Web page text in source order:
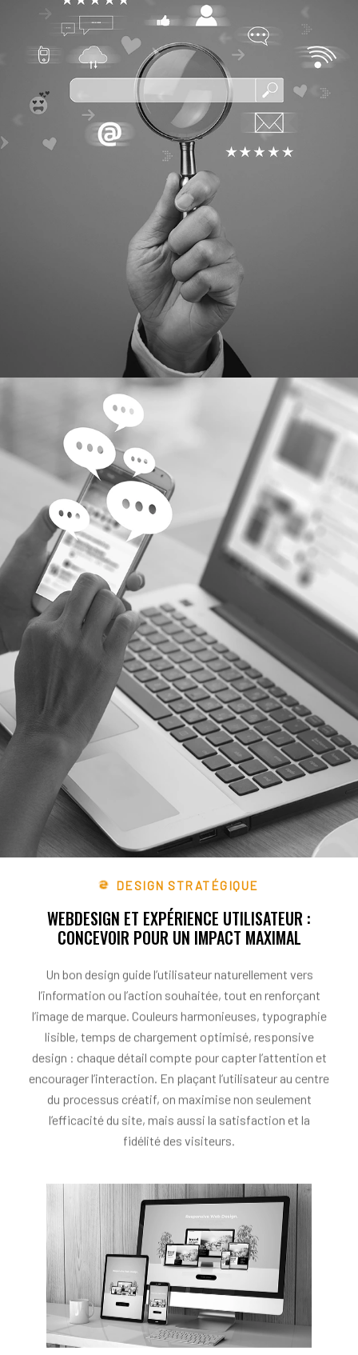
DESIGN STRATÉGIQUE
WEBDESIGN ET EXPÉRIENCE UTILISATEUR :
CONCEVOIR POUR UN IMPACT MAXIMAL
l’information ou l’action souhaitée, tout en renforçant
l’image de marque. Couleurs harmonieuses, typographie
lisible, temps de chargement optimisé, responsive
design : chaque détail compte pour capter l’attention et
encourager l’interaction. En plaçant l’utilisateur au centre
du processus créatif, on maximise non seulement
l’efficacité du site, mais aussi la satisfaction et la
fidélité des visiteurs.